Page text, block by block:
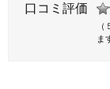
口コミ評価
ま